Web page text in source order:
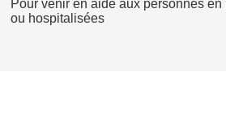
Pour venir en aide aux personnes
ou hospitalisées